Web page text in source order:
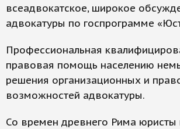
всеадвокатское, широкое
адвокатуры по госпрограмме
Профессиональная
правовая помощь населению
решения организационных и
возможностей адвокатуры.
Со времен древнего Рима юристы